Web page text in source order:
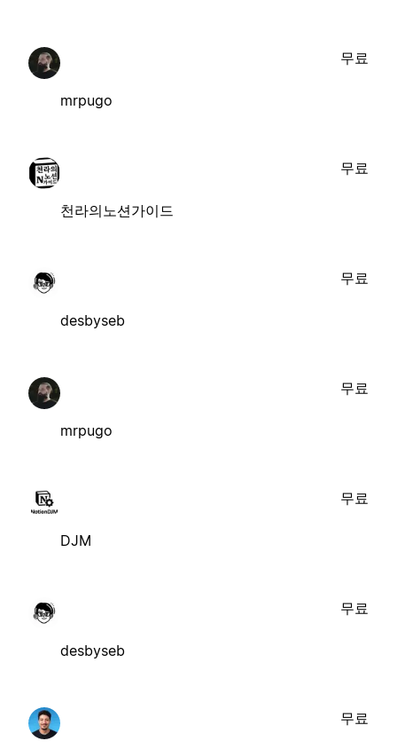
mrpugo
무료
천라의노션가이드
무료
desbyseb
무료
mrpugo
무료
DJM
무료
desbyseb
무료
무료